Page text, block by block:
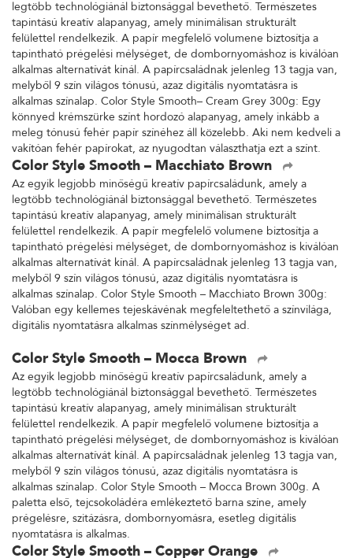
legtöbb technológiánál biztonsággal bevethető. Természetes
tapintású kreatív alapanyag, amely minimálisan strukturált
felülettel rendelkezik. A papír megfelelő volumene biztosítja a
tapintható prégelési mélységet, de dombornyomáshoz is kiválóan
alkalmas alternatívát kínál. A papírcsaládnak jelenleg 13 tagja van,
melyből 9 szín világos tónusú, azaz digitális nyomtatásra is
alkalmas színalap. Color Style Smooth– Cream Grey 300g: Egy
könnyed krémszürke színt hordozó alapanyag, amely inkább a
meleg tónusú fehér papír színéhez áll közelebb. Aki nem kedveli a
vakítóan fehér papírokat, az nyugodtan választhatja ezt a színt.
Color Style Smooth – Macchiato Brown
Az egyik legjobb minőségű kreatív papírcsaládunk, amely a
legtöbb technológiánál biztonsággal bevethető. Természetes
tapintású kreatív alapanyag, amely minimálisan strukturált
felülettel rendelkezik. A papír megfelelő volumene biztosítja a
tapintható prégelési mélységet, de dombornyomáshoz is kiválóan
alkalmas alternatívát kínál. A papírcsaládnak jelenleg 13 tagja van,
melyből 9 szín világos tónusú, azaz digitális nyomtatásra is
alkalmas színalap. Color Style Smooth – Macchiato Brown 300g:
Valóban egy kellemes tejeskávénak megfeleltethető a színvilága,
digitális nyomtatásra alkalmas színmélységet ad.
Color Style Smooth – Mocca Brown
Az egyik legjobb minőségű kreatív papírcsaládunk, amely a
legtöbb technológiánál biztonsággal bevethető. Természetes
tapintású kreatív alapanyag, amely minimálisan strukturált
felülettel rendelkezik. A papír megfelelő volumene biztosítja a
tapintható prégelési mélységet, de dombornyomáshoz is kiválóan
alkalmas alternatívát kínál. A papírcsaládnak jelenleg 13 tagja van,
melyből 9 szín világos tónusú, azaz digitális nyomtatásra is
alkalmas színalap. Color Style Smooth – Mocca Brown 300g. A
paletta első, tejcsokoládéra emlékeztető barna színe, amely
prégelésre, szitázásra, dombornyomásra, esetleg digitális
nyomtatásra is alkalmas.
Color Style Smooth – Copper Orange